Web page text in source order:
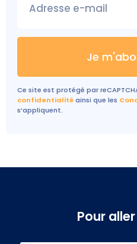
Adresse e-mail
Je
Ce site est protégé par
confidentialité ainsi que les
s’appliquent.
Pour